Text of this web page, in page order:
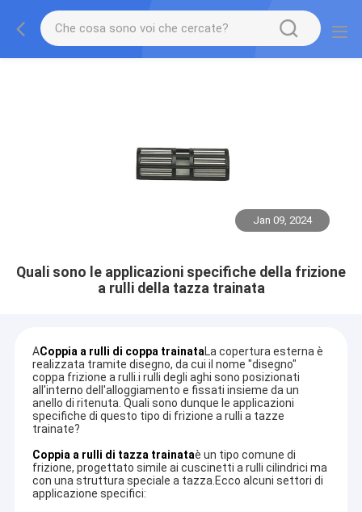
Jan 09, 2024
Quali sono le applicazioni specifiche della frizione
a rulli della tazza trainata
ACoppia a rulli di coppa trainataLa copertura esterna è
realizzata tramite disegno, da cui il nome "disegno"
coppa frizione a rulli.i rulli degli aghi sono posizionati
all'interno dell'alloggiamento e fissati insieme da un
anello di ritenuta. Quali sono dunque le applicazioni
specifiche di questo tipo di frizione a rulli a tazze
trainate?
Coppia a rulli di tazza trainataè un tipo comune di
frizione, progettato simile ai cuscinetti a rulli cilindrici ma
con una struttura speciale a tazza.Ecco alcuni settori di
applicazione specifici: